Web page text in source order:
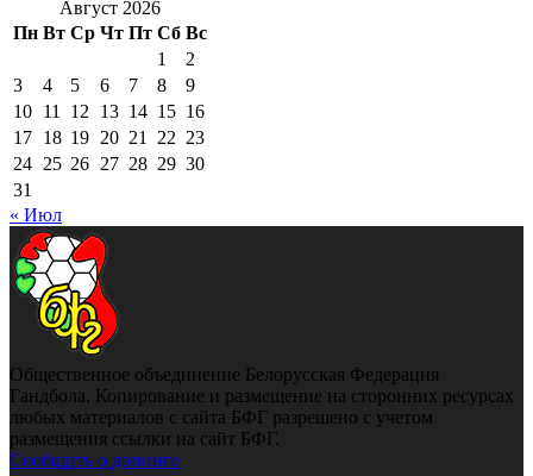
Август 2026
Пн Вт Ср Чт Пт Сб Вс
1
2
3
4 5 6 7 8
9
10 11 12 13 14 15 16
17 18 19 20 21 22 23
24 25 26 27 28 29 30
31
« Июл
Общественное объединение Белорусская Федерация
Гандбола. Копирование и размещение на сторонних ресурсах
любых материалов с сайта БФГ разрешено с учетом
размещения ссылки на сайт БФГ.
Сообщить о допинге